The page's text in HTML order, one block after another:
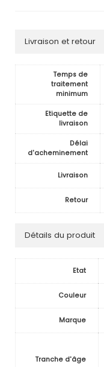
Livraison et retour
Temps de
traitement
minimum
Etiquette de
livraison
Délai
d'acheminement
Livraison
Retour
Détails du produit
Etat
Couleur
Marque
Tranche d'âge